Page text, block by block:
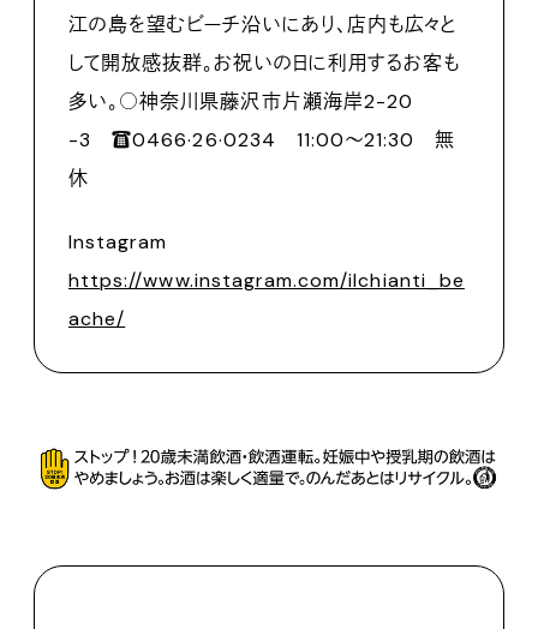
江の島を望むビーチ沿いにあり、店内も広々と
して開放感抜群。お祝いの日に利用するお客も
多い。○神奈川県藤沢市片瀬海岸2-20
-3 ☎0466·26·0234 11:00〜21:30 無
休
Instagram
https://www.instagram.com/ilchianti_be
ache/